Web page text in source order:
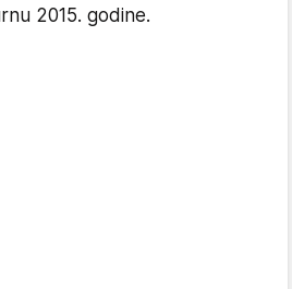
2015. godine.